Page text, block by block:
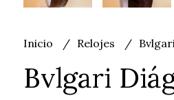
Inicio Relojes Bvlgari
Bvlgari